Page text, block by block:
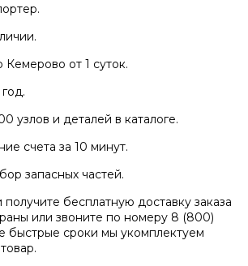
Кемерово от 1 суток.
узлов и деталей в каталоге.
счета за 10 минут.
запасных частей.
получите бесплатную доставку заказа
или звоните по номеру 8 (800)
быстрые сроки мы укомплектуем